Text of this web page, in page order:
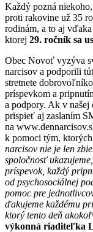
Každý pozná
proti rakovine už 35
rodinám, a to aj
ktorej 29. ročník sa
Obec Novoť vyzýva
narcisov a podporili
stretnete
príspevkom a
a podpory. Ak v
prispieť aj zaslaním
na
k pomoci tým,
narcisov nie je len
spoločnosť
príspevok, každý
od psychosociálnej
pomoc pre
ďakujeme každému
ktorý tento deň
výkonná riaditeľka